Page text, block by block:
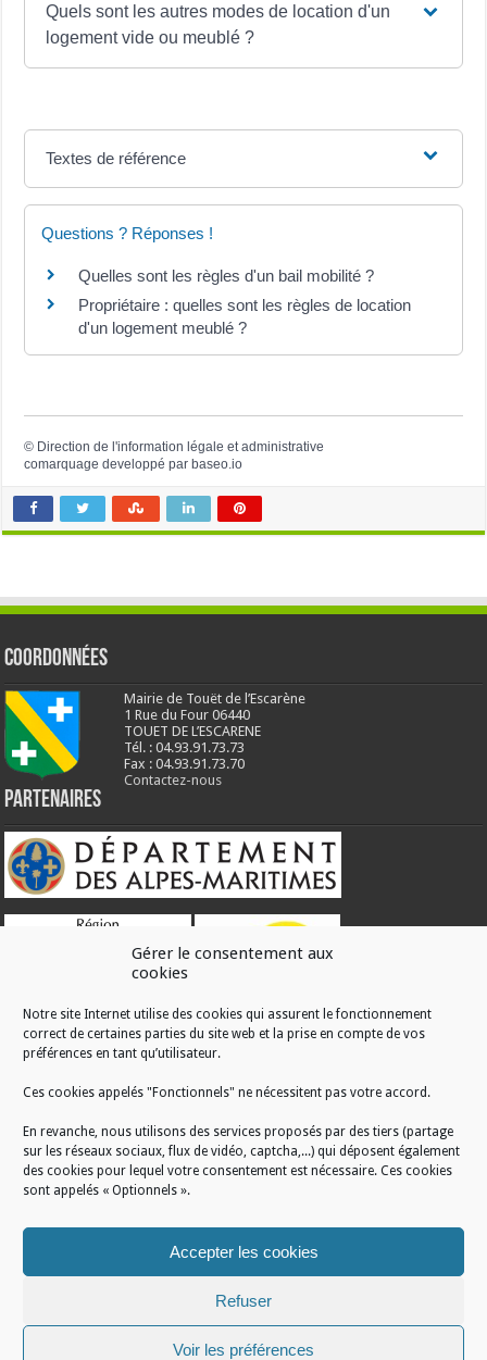
Gérer le consentement aux
cookies
Notre site Internet utilise des cookies qui assurent le fonctionnement
correct de certaines parties du site web et la prise en compte de vos
préférences en tant qu’utilisateur.
Ces cookies appelés "Fonctionnels" ne nécessitent pas votre accord.
En revanche, nous utilisons des services proposés par des tiers (partage
sur les réseaux sociaux, flux de vidéo, captcha,...) qui déposent également
des cookies pour lequel votre consentement est nécessaire. Ces cookies
sont appelés « Optionnels ».
Accepter les cookies
Refuser
Voir les préférences
Quels sont les autres modes de location d'un
logement vide ou meublé ?
Textes de référence
Questions ? Réponses !
Quelles sont les règles d'un bail mobilité ?
Propriétaire : quelles sont les règles de location
d'un logement meublé ?
© Direction de l'information légale et administrative
comarquage developpé parbaseo.io
Coordonnées
Mairie de Touët de l’Escarène
1 Rue du Four 06440
TOUET DE L’ESCARENE
Tél. : 04.93.91.73.73
Fax : 04.93.91.73.70
Contactez-nous
Partenaires
RÉALISATION